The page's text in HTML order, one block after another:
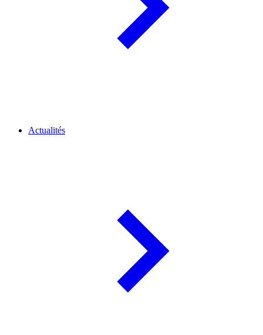
Actualités